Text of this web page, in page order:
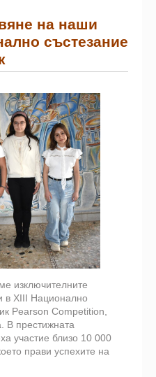
на наши
състезание
изключителните
в XIII Национално
Pearson Competition,
В престижната
участие близо 10 000
прави успехите на